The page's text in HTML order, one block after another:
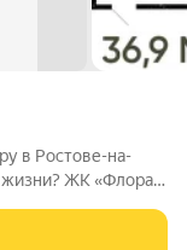
в Ростове-на-
жизни? ЖК «Флора»
Дом